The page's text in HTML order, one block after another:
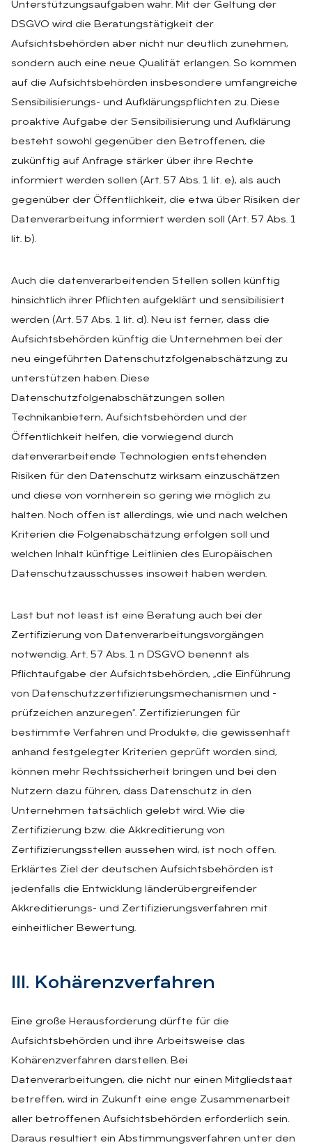
Unterstützungsaufgaben wahr. Mit der Geltung der
DSGVO wird die Beratungstätigkeit der
Aufsichtsbehörden aber nicht nur deutlich zunehmen,
sondern auch eine neue Qualität erlangen. So kommen
auf die Aufsichtsbehörden insbesondere umfangreiche
Sensibilisierungs- und Aufklärungspflichten zu. Diese
proaktive Aufgabe der Sensibilisierung und Aufklärung
besteht sowohl gegenüber den Betroffenen, die
zukünftig auf Anfrage stärker über ihre Rechte
informiert werden sollen (Art. 57 Abs. 1 lit. e), als auch
gegenüber der Öffentlichkeit, die etwa über Risiken der
Datenverarbeitung informiert werden soll (Art. 57 Abs. 1
lit. b).
Auch die datenverarbeitenden Stellen sollen künftig
hinsichtlich ihrer Pflichten aufgeklärt und sensibilisiert
werden (Art. 57 Abs. 1 lit. d). Neu ist ferner, dass die
Aufsichtsbehörden künftig die Unternehmen bei der
neu eingeführten Datenschutzfolgenabschätzung zu
unterstützen haben. Diese
Datenschutzfolgenabschätzungen sollen
Technikanbietern, Aufsichtsbehörden und der
Öffentlichkeit helfen, die vorwiegend durch
datenverarbeitende Technologien entstehenden
Risiken für den Datenschutz wirksam einzuschätzen
und diese von vornherein so gering wie möglich zu
halten. Noch offen ist allerdings, wie und nach welchen
Kriterien die Folgenabschätzung erfolgen soll und
welchen Inhalt künftige Leitlinien des Europäischen
Datenschutzausschusses insoweit haben werden.
Last but not least ist eine Beratung auch bei der
Zertifizierung von Datenverarbeitungsvorgängen
notwendig. Art. 57 Abs. 1 n DSGVO benennt als
Pflichtaufgabe der Aufsichtsbehörden, „die Einführung
von Datenschutzzertifizierungsmechanismen und -
prüfzeichen anzuregen“. Zertifizierungen für
bestimmte Verfahren und Produkte, die gewissenhaft
anhand festgelegter Kriterien geprüft worden sind,
können mehr Rechtssicherheit bringen und bei den
Nutzern dazu führen, dass Datenschutz in den
Unternehmen tatsächlich gelebt wird. Wie die
Zertifizierung bzw. die Akkreditierung von
Zertifizierungsstellen aussehen wird, ist noch offen.
Erklärtes Ziel der deutschen Aufsichtsbehörden ist
jedenfalls die Entwicklung länderübergreifender
Akkreditierungs- und Zertifizierungsverfahren mit
einheitlicher Bewertung.
III. Ko­hä­renz­ver­fah­ren
Eine große Herausforderung dürfte für die
Aufsichtsbehörden und ihre Arbeitsweise das
Kohärenzverfahren darstellen. Bei
Datenverarbeitungen, die nicht nur einen Mitgliedstaat
betreffen, wird in Zukunft eine enge Zusammenarbeit
aller betroffenen Aufsichtsbehörden erforderlich sein.
Daraus resultiert ein Abstimmungsverfahren unter den